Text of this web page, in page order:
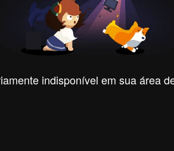
indisponível em sua área